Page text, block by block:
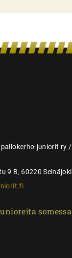
juniorit ry /
9 B, 60220 Seinäjoki
somessa